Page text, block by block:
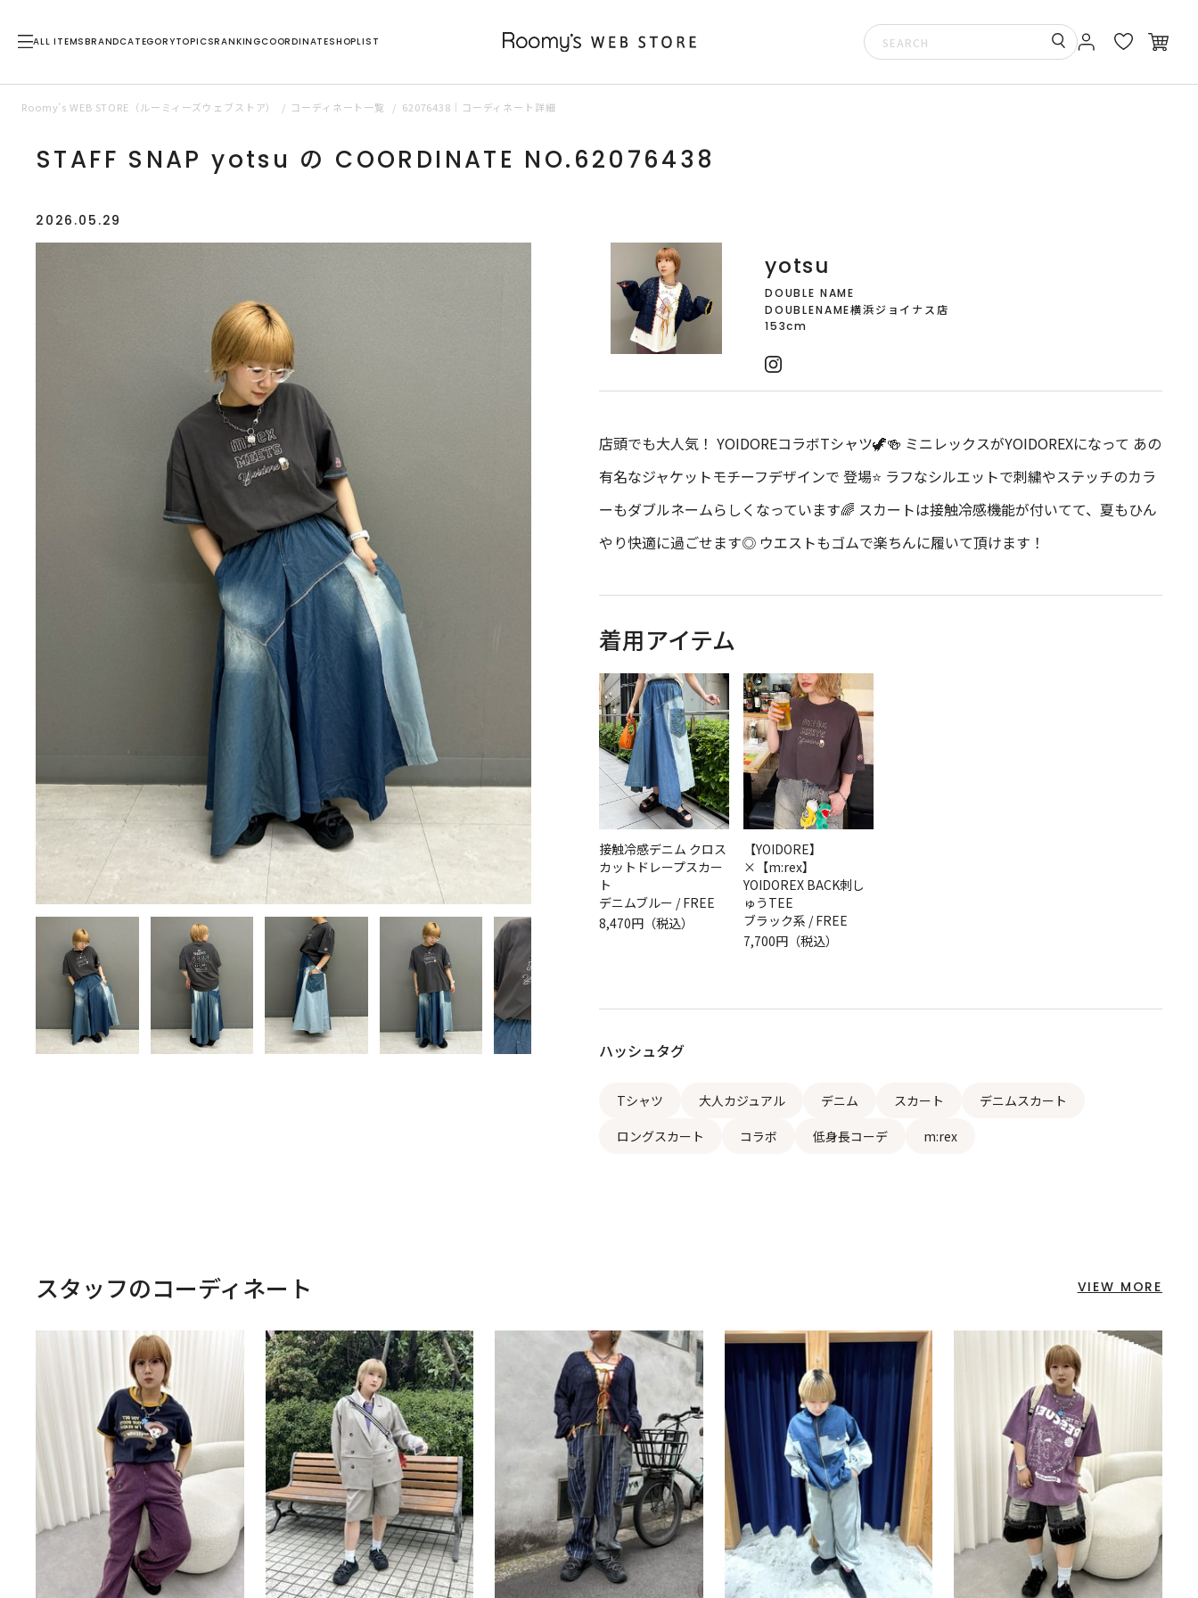
ALL ITEMSBRANDCATEGORYTOPICSRANKINGCOORDINATESHOPLIST
Roomy’s WEB STORE（ルーミィーズウェブストア） コーディネート一覧 62076438｜コーディネート詳細
STAFF SNAP yotsu の COORDINATE NO.62076438
2026.05.29
yotsu
DOUBLE NAME
DOUBLENAME横浜ジョイナス店
153cm
店頭でも大人気！ YOIDOREコラボTシャツ🦖🍻 ミニレックスがYOIDOREXになって あの
有名なジャケットモチーフデザインで 登場⭐️ ラフなシルエットで刺繍やステッチのカラ
ーもダブルネームらしくなっています🌈 スカートは接触冷感機能が付いてて、夏もひん
やり快適に過ごせます◎ ウエストもゴムで楽ちんに履いて頂けます！
着用アイテム
接触冷感デニム クロス
カットドレープスカー
ト
デニムブルー / FREE
8,470円（税込）
【YOIDORE】
×【m:rex】
YOIDOREX BACK刺し
ゅうTEE
ブラック系 / FREE
7,700円（税込）
ハッシュタグ
Tシャツ 大人カジュアル デニム スカート
デニムスカート
ロングスカート
コラボ 低身長コーデ m:rex
スタッフのコーディネート VIEW MORE